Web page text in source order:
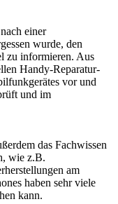
einer
wurde, den
zu informieren. Aus
Handy-Reparatur-
vor und
und im
das Fachwissen
wie z.B.
am
haben sehr viele
kann.